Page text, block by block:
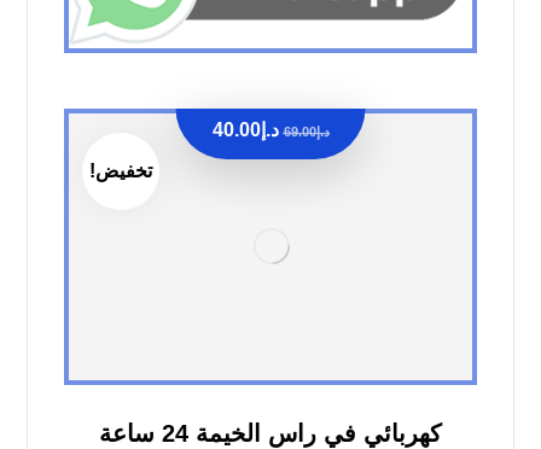
تخفيض!
كهربائي في راس الخيمة 24 ساعة
د.إ69.00 د.إ40.00